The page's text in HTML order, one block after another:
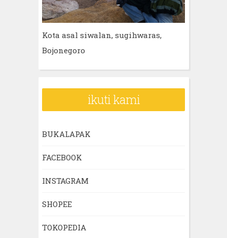
Kota asal siwalan, sugihwaras,
Bojonegoro
ikuti kami
BUKALAPAK
FACEBOOK
INSTAGRAM
SHOPEE
TOKOPEDIA